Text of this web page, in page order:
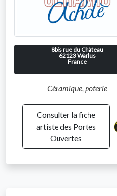
8bis rue du Château
62123Warlus
France
Céramique, poterie
Consulter la fiche
artiste des Portes
Ouvertes